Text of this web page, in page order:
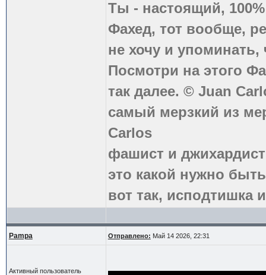
Ты - настоящий,
Фахед, тот вообще,
не хочу и
Посмотри на этого
так далее. © Juan
самый мерзкий из
Carlos
фашист и
это какой нужно
вот так, исподтишка
Pampa Отправлено: Май 14 2026, 22:31
Активный пользователь